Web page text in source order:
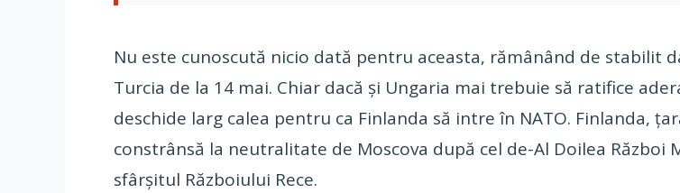
Nu este cunoscută nicio dată pentru aceasta, rămânând de stabilit
Turcia de la 14 mai. Chiar dacă şi Ungaria mai trebuie să ratifice
deschide larg calea pentru ca Finlanda să intre în NATO. Finlanda,
constrânsă la neutralitate de Moscova după cel de-Al Doilea
sfârşitul Războiului Rece.